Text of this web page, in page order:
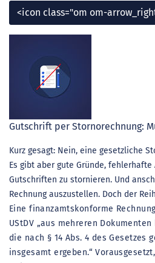
<icon class="om om-
Gutschrift per Stornorechnung:
Kurz gesagt: Nein, eine gesetzliche
Es gibt aber gute Gründe, fehlerhafte
Gutschriften zu stornieren. Und
Rechnung auszustellen. Doch der
Eine finanzamtskonforme
UStDV „aus mehreren
die nach § 14 Abs. 4 des Gesetzes
insgesamt ergeben.“